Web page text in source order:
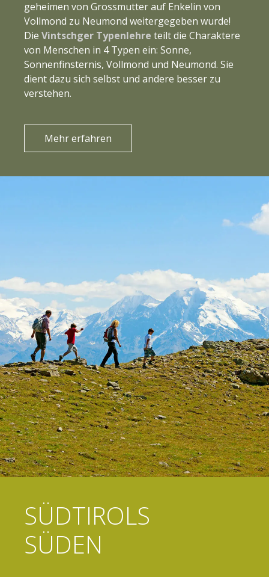
geheimen von Grossmutter auf Enkelin von
Vollmond zu Neumond weitergegeben wurde!
Die Vintschger Typenlehre teilt die Charaktere
von Menschen in 4 Typen ein: Sonne,
Sonnenfinsternis, Vollmond und Neumond. Sie
dient dazu sich selbst und andere besser zu
verstehen.
Mehr erfahren
SÜDTIROLS
SÜDEN